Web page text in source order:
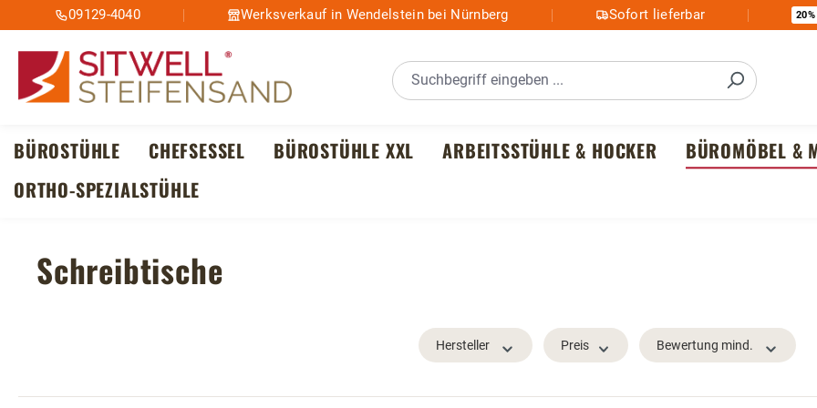
Hauptinhalt springen
Zur Suche springen
Zur Hauptnavigation springen
09129-4040 Werksverkauf in Wendelstein bei Nürnberg Sofort lieferbar 20%
BÜROSTÜHLE CHEFSESSEL BÜROSTÜHLE XXL ARBEITSSTÜHLE & HOCKER BÜROMÖBEL &
ORTHO-SPEZIALSTÜHLE
Schreibtische
Hersteller Preis Bewertung mind.